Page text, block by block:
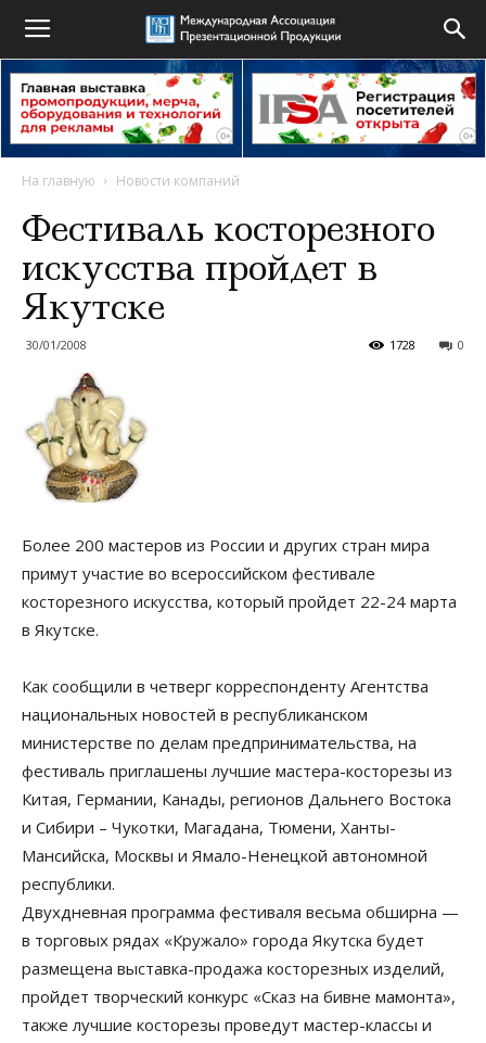
На главную Новости компаний
Фестиваль косторезного
искусства пройдет в
Якутске
30/01/2008 0
1728
Более 200 мастеров из России и других стран мира
примут участие во всероссийском фестивале
косторезного искусства, который пройдет 22-24 марта
в Якутске.
Как сообщили в четверг корреспонденту Агентства
национальных новостей в республиканском
министерстве по делам предпринимательства, на
фестиваль приглашены лучшие мастера-косторезы из
Китая, Германии, Канады, регионов Дальнего Востока
и Сибири – Чукотки, Магадана, Тюмени, Ханты-
Мансийска, Москвы и Ямало-Ненецкой автономной
республики.
Двухдневная программа фестиваля весьма обширна —
в торговых рядах «Кружало» города Якутска будет
размещена выставка-продажа косторезных изделий,
пройдет творческий конкурс «Сказ на бивне мамонта»,
также лучшие косторезы проведут мастер-классы и